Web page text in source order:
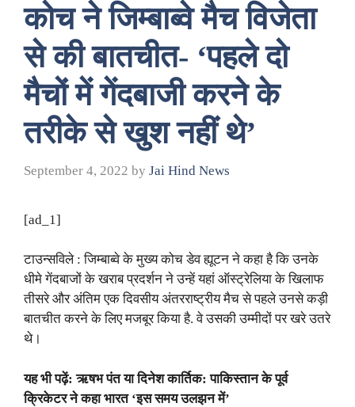
कोच ने जिम्बाब्वे मैच विजेता
से की बातचीत- ‘पहले दो
मैचों में गेंदबाजी करने के
तरीके से खुश नहीं थे’
September 4, 2022 by Jai Hind News
[ad_1]
टाउन्सविले : जिम्बाब्वे के मुख्य कोच डेव ह्यूटन ने कहा है कि उनके
धीमे गेंदबाजों के खराब प्रदर्शन ने उन्हें यहां ऑस्ट्रेलिया के खिलाफ
तीसरे और अंतिम एक दिवसीय अंतरराष्ट्रीय मैच से पहले उनसे कड़ी
बातचीत करने के लिए मजबूर किया है. वे उसकी उम्मीदों पर खरे उतरे
थे।
यह भी पढ़ें: ऋषभ पंत या दिनेश कार्तिक: पाकिस्तान के पूर्व
क्रिकेटर ने कहा भारत ‘इस समय उलझन में’